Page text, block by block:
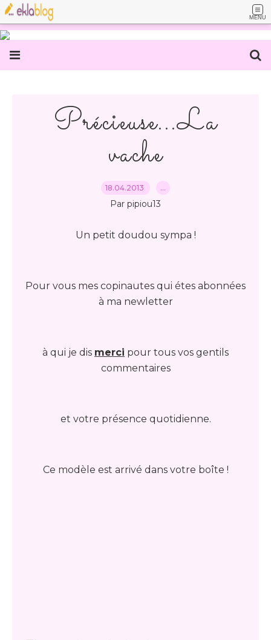
MENU
Précieuse...La
vache
18.04.2013 …
Par pipiou13
Un petit doudou sympa !
Pour vous mes copinautes qui étes abonnées
à ma newletter
à qui je dis merci pour tous vos gentils
commentaires
et votre présence quotidienne.
Ce modèle est arrivé dans votre boîte !